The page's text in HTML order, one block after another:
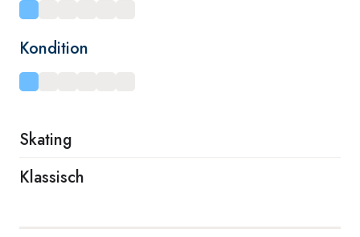
Kondition
Skating
Klassisch